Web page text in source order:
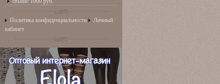
Политика конфиденциальности
Личный
кабинет